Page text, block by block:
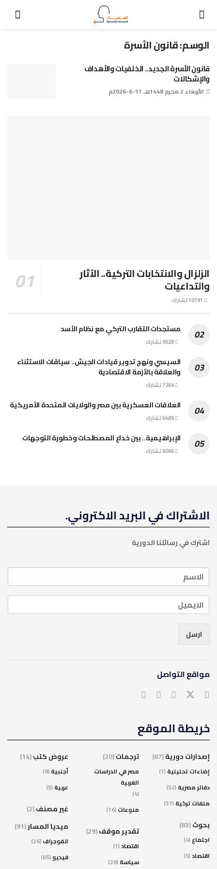
الوسم:قانون الأسرة
قانون الأسرة الجديد.. الخلفيات والأهداف
والإشكالات
الأربعاء 2 محرم 1448هـ 17-6-2026م
الزلزال والانتخابات التركية.. الآثار
والتداعيات
مستجدات التقارب التركي مع نظام الأسد
السيسي ونهج تدوير قيادات الجيش.. سياقات الاستثناء
والعلاقة بالأزمة الاقتصادية
العلاقات العسكرية بين مصر والولايات المتحدة الأمريكية
الإبراهيمية.. بين خداع المصطلحات وخطورة التوجهات
الاشتراك في البريد الاكتروني.
اشترك في رسائلنا الدورية
ارسل
مواقع التواصل
خريطة الموقع
إصدارات دورية(87)
إضاءات تحليلية(1)
دفاتر مصرية(52)
ملفات تركية(37)
بحوث(83)
اجتماع(4)
اقتصاد(5)
ترجمات(20)
مصر في الدراسات
الغربية
(4)
منوعات(16)
تقدير موقف(29)
اقتصاد(1)
سياسة(28)
عروض كتب(14)
أجنبية(9)
عربية(5)
غير مصنف(2)
ميديا المسار(91)
انفوجراف(26)
فيديو(65)